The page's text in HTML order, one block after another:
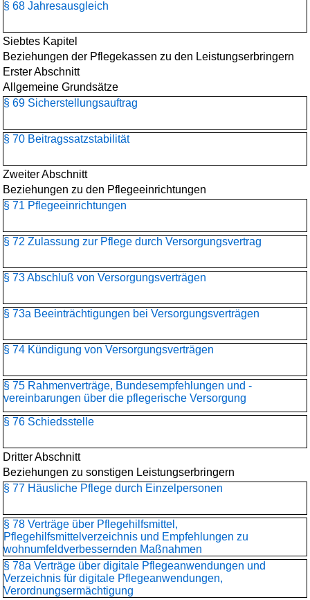
§ 68 Jahresausgleich
Siebtes Kapitel
Beziehungen der Pflegekassen zu den Leistungserbringern
Erster Abschnitt
Allgemeine Grundsätze
§ 69 Sicherstellungsauftrag
§ 70 Beitragssatzstabilität
Zweiter Abschnitt
Beziehungen zu den Pflegeeinrichtungen
§ 71 Pflegeeinrichtungen
§ 72 Zulassung zur Pflege durch Versorgungsvertrag
§ 73 Abschluß von Versorgungsverträgen
§ 73a Beeinträchtigungen bei Versorgungsverträgen
§ 74 Kündigung von Versorgungsverträgen
§ 75 Rahmenverträge, Bundesempfehlungen und -
vereinbarungen über die pflegerische Versorgung
§ 76 Schiedsstelle
Dritter Abschnitt
Beziehungen zu sonstigen Leistungserbringern
§ 77 Häusliche Pflege durch Einzelpersonen
§ 78 Verträge über Pflegehilfsmittel,
Pflegehilfsmittelverzeichnis und Empfehlungen zu
wohnumfeldverbessernden Maßnahmen
§ 78a Verträge über digitale Pflegeanwendungen und
Verzeichnis für digitale Pflegeanwendungen,
Verordnungsermächtigung